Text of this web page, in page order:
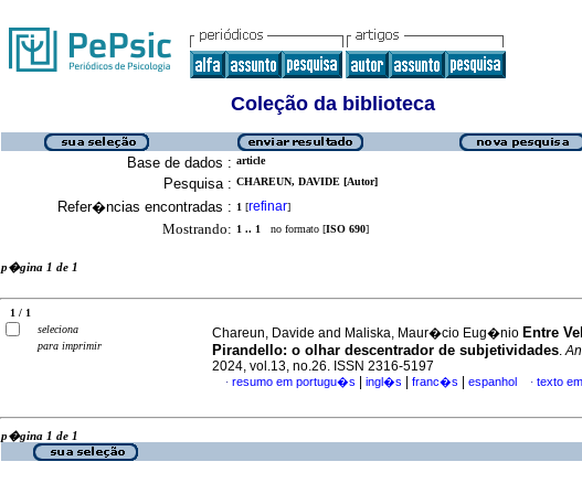
Coleção da biblioteca
Base de dados : article
Pesquisa : CHAREUN, DAVIDE [Autor]
Refer�ncias encontradas : 1 [refinar]
Mostrando: 1 .. 1 no formato [ISO 690]
p�gina 1 de 1
1 / 1
seleciona
para imprimir
Chareun, Davide and Maliska, Maur�cio Eug�nio Entre
Pirandello: o olhar descentrador de subjetividades.
2024, vol.13, no.26. ISSN 2316-5197
· resumo em portugu�s ingl�s franc�s espanhol · texto
p�gina 1 de 1